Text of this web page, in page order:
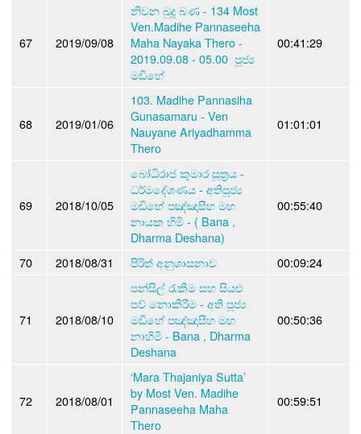
67 2019/09/08
නිවන බුදු බණ - 134 Most
Ven.Madihe Pannaseeha
Maha Nayaka Thero -
2019.09.08 - 05.00 පූජ්‍ය
මඩිහේ
00:41:29
68 2019/01/06
103. Madihe Pannasiha
Gunasamaru - Ven
Nauyane Ariyadhamma
Thero
01:01:01
69 2018/10/05
බෝධිරාජ කුමාර සූත්‍රය -
ධර්මදේශණය - අතිපූජ්‍ය
මඩිහේ පඤ්ඤාසීහ මහ
නායක හිමි - ( Bana ,
Dharma Deshana)
00:55:40
70 2018/08/31 පිරිත් අනුශාසනාව 00:09:24
71 2018/08/10
පන්සිල් රැකීම සහ සියළු
පව් නොකිරීම - අති පූජ්‍ය
මඩිහේ පඤ්ඤාසීහ මහ
නාහිමි - Bana , Dharma
Deshana
00:50:36
72 2018/08/01
‘Mara Thajaniya Sutta’
by Most Ven. Madihe
Pannaseeha Maha
Thero
00:59:51